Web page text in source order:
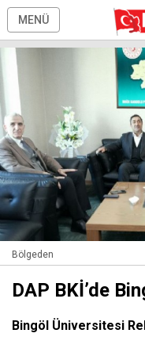
MENÜ
Bölgeden
DAP BKİ’de
Bingöl Üniversitesi